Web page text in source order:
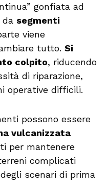
gonfiata ad
da segmenti
viene
tutto. Si
colpito, riducendo
di riparazione,
operative difficili.
possono essere
vulcanizzata
per mantenere
complicati
scenari di prima